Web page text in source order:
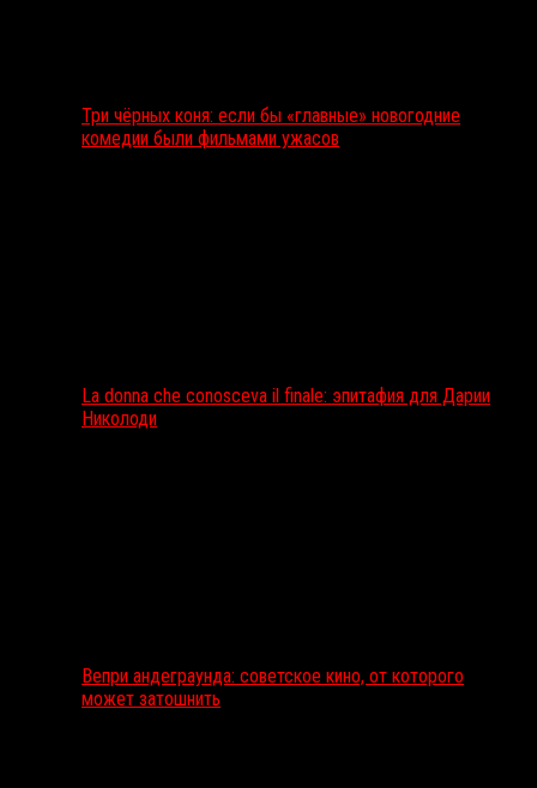
Три чёрных коня: если бы «главные» новогодние
комедии были фильмами ужасов
La donna che conosceva il finale: эпитафия для Дарии
Николоди
Вепри андеграунда: советское кино, от которого
может затошнить